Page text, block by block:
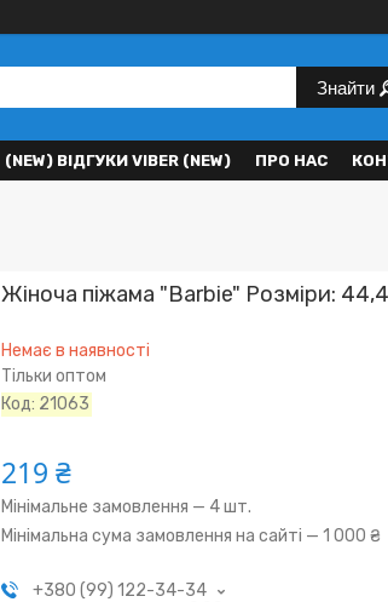
Знайти
(NEW) ВІДГУКИ VIBER (NEW) ПРО НАС
Жіноча піжама "Barbie" Розміри:
Немає в наявності
Тільки оптом
Код: 21063
219 ₴
Мінімальне замовлення — 4 шт.
Мінімальна сума замовлення на сайті — 1 000 ₴
+380 (99) 122-34-34